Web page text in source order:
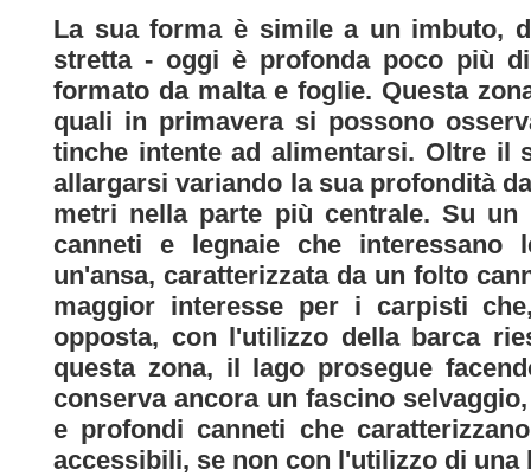
La sua forma è simile a un imbuto,
stretta - oggi è profonda poco più
formato da malta e foglie. Questa
quali in primavera si possono
tinche intente ad alimentarsi. Oltre il
allargarsi variando la sua profondità
metri nella parte più centrale. Su
canneti e legnaie che
un'ansa, caratterizzata da un folto
maggior interesse per i carpisti
opposta, con l'utilizzo della barca
questa zona, il lago prosegue
conserva ancora un fascino
e profondi canneti che
accessibili, se non con l'utilizzo di una